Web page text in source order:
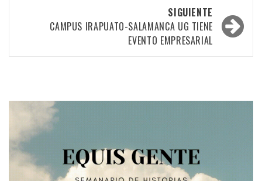
entradas
SIGUIENTE
CAMPUS IRAPUATO-SALAMANCA UG TIENE
EVENTO EMPRESARIAL